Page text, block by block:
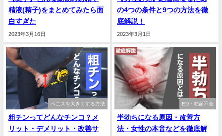
精液(精子)をまとめてみたら面
白すぎた
2023年3月16日
の4つの条件と9つの方法を徹
底解説！
2023年3月1日
ペニスを大きくする方法
粗チンってどんなチンコ？メ
リット・デメリット・改善サ
ED・勃起不全
半勃ちになる原因・改善方
法・女性の本音などを徹底解